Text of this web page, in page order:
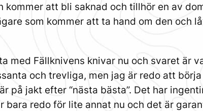
kommer att bli saknad och tillhör en av
som kommer att ta hand om den och
med Fällknivens knivar nu och svaret är
och trevliga, men jag är redo att
på jakt efter “nästa bästa”. Det har
redo för lite annat nu och det är